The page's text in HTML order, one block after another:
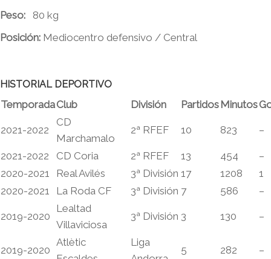
Peso: 80 kg
Posición: Mediocentro defensivo / Central
HISTORIAL DEPORTIVO
TemporadaClub División Partidos Minutos
2021-2022
CD
Marchamalo
2ª RFEF 10 823 –
2021-2022 CD Coria 2ª RFEF 13 454
–
2020-2021
Real Avilés 3ª División 17 1208
1
2020-2021
La Roda CF 3ª División 7 586 –
2019-2020
Lealtad
Villaviciosa
3ª División 3 130 –
2019-2020
Atlètic
Liga
5 282 –